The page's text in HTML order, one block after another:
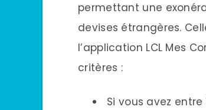
permettant une
devises étrangères.
l’application LCL Mes
critères :
Si vous avez entre